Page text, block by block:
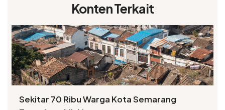
Konten Terkait
Sekitar 70 Ribu Warga Kota Semarang